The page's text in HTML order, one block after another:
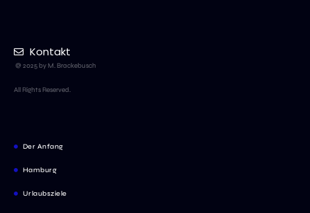
Kontakt
@ 2025 by M. Brackebusch
All Rights Reserved.
Der Anfang
Hamburg
Urlaubsziele